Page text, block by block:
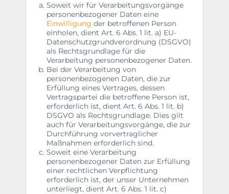
Soweit wir für Verarbeitungsvorgänge
personenbezogener Daten eine
Einwilligung der betroffenen Person
einholen, dient Art. 6 Abs. 1 lit. a) EU-
Datenschutzgrundverordnung (DSGVO)
als Rechtsgrundlage für die
Verarbeitung personenbezogener Daten.
Bei der Verarbeitung von
personenbezogenen Daten, die zur
Erfüllung eines Vertrages, dessen
Vertragspartei die betroffene Person ist,
erforderlich ist, dient Art. 6 Abs. 1 lit. b)
DSGVO als Rechtsgrundlage. Dies gilt
auch für Verarbeitungsvorgänge, die zur
Durchführung vorvertraglicher
Maßnahmen erforderlich sind.
Soweit eine Verarbeitung
personenbezogener Daten zur Erfüllung
einer rechtlichen Verpflichtung
erforderlich ist, der unser Unternehmen
unterliegt, dient Art. 6 Abs. 1 lit. c)